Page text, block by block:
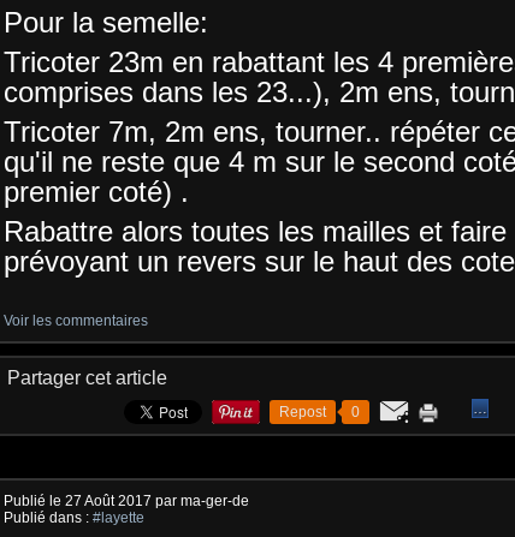
Pour la semelle:
Tricoter 23m en rabattant les 4
comprises dans les 23...), 2m ens,
Tricoter 7m, 2m ens, tourner.. répéter
qu'il ne reste que 4 m sur le second
premier coté) .
Rabattre alors toutes les mailles et
prévoyant un revers sur le haut des
Voir les commentaires
Partager cet article
Repost 0 …
Publié le 27 Août 2017 par ma-ger-de
Publié dans : #layette